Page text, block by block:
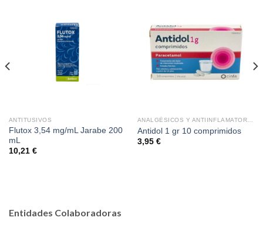
ANTITUSIVOS
Flutox 3,54 mg/mL Jarabe 200
mL
10,21 €
ANALGÉSICOS Y ANTIINFLAMATORIOS
Antidol 1 gr 10 comprimidos
3,95 €
Entidades Colaboradoras